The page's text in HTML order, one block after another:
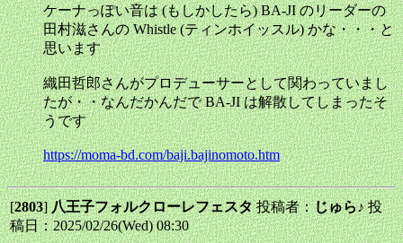
ケーナっぽい音は (もしかしたら) BA-JI のリーダーの
田村滋さんの Whistle (ティンホイッスル) かな・・・と
思います
織田哲郎さんがプロデューサーとして関わっていまし
たが・・なんだかんだで BA-JI は解散してしまったそ
うです
https://moma-bd.com/baji.bajinomoto.htm
[2803]八王子フォルクローレフェスタ投稿者：じゅら♪投
稿日：2025/02/26(Wed) 08:30